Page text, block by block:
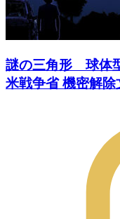
謎の三角形 球体
米戦争省 機密解除